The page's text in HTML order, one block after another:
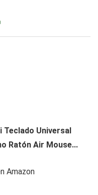
Teclado Universal
Ratón Air Mouse...
Amazon